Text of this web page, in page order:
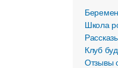
Школа
Клуб
Отзывы